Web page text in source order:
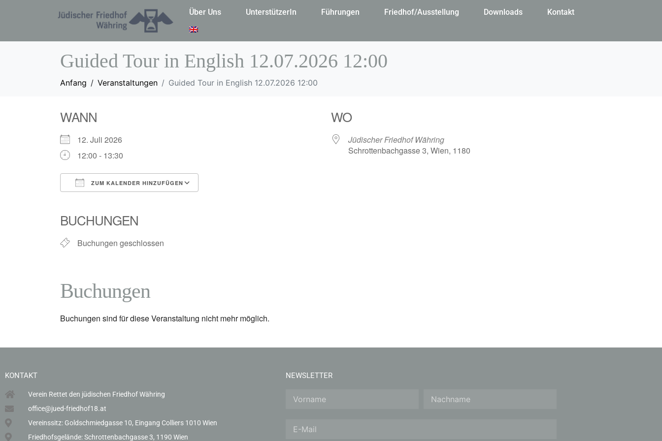
Über Uns UnterstützerIn Führungen Friedhof/Ausstellung Downloads Kontakt
Guided Tour in English 12.07.2026 12:00
Anfang Veranstaltungen Guided Tour in English 12.07.2026 12:00
WANN
12. Juli 2026
12:00 - 13:30
ZUM KALENDER HINZUFÜGEN
BUCHUNGEN
Buchungen geschlossen
WO
Jüdischer Friedhof Währing
Schrottenbachgasse 3, Wien, 1180
Buchungen
Buchungen sind für diese Veranstaltung nicht mehr möglich.
KONTAKT
Verein Rettet den jüdischen Friedhof Währing
office@jued-friedhof18.at
Vereinssitz: Goldschmiedgasse 10, Eingang Colliers 1010 Wien
Friedhofsgelände: Schrottenbachgasse 3, 1190 Wien
NEWSLETTER